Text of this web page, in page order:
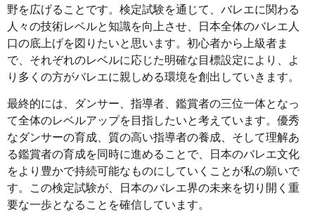
野を広げることです。検定試験を通じて、バレエに関わる
人々の技術レベルと知識を向上させ、日本全体のバレエ人
口の底上げを図りたいと思います。初心者から上級者ま
で、それぞれのレベルに応じた明確な目標設定により、よ
り多くの方がバレエに親しめる環境を創出していきます。
最終的には、ダンサー、指導者、鑑賞者の三位一体となっ
て全体のレベルアップを目指したいと考えています。優秀
なダンサーの育成、質の高い指導者の養成、そして理解あ
る鑑賞者の育成を同時に進めることで、日本のバレエ文化
をより豊かで持続可能なものにしていくことが私の願いで
す。この検定試験が、日本のバレエ界の未来を切り開く重
要な一歩となることを確信しています。